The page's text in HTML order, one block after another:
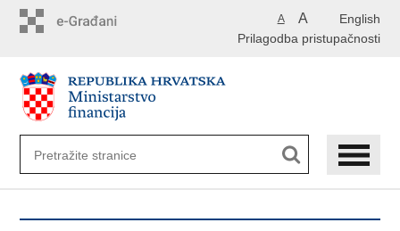
English
A A
Prilagodba pristupačnosti